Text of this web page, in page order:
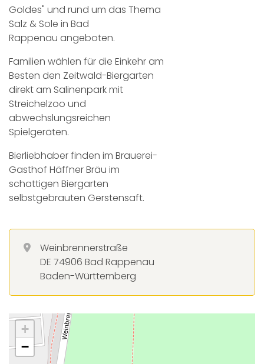
Goldes" und rund um das Thema
Salz & Sole in Bad
Rappenau angeboten.
Familien wählen für die Einkehr am
Besten den Zeitwald-Biergarten
direkt am Salinenpark mit
Streichelzoo und
abwechslungsreichen
Spielgeräten.
Bierliebhaber finden im Brauerei-
Gasthof Häffner Bräu im
schattigen Biergarten
selbstgebrauten Gerstensaft.
Weinbrennerstraße
DE 74906 Bad Rappenau
Baden-Württemberg
+
−